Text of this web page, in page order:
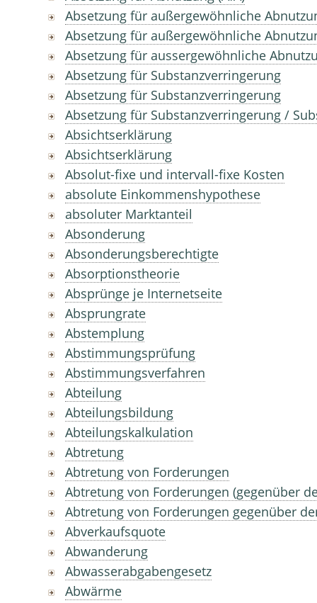
Absetzung für außergewöhnliche
Absetzung für außergewöhnliche
Absetzung für aussergewöhnliche
Absetzung für Substanzverringerung
Absetzung für Substanzverringerung
Absetzung für Substanzverringerung /
Absichtserklärung
Absichtserklärung
Absolut-fixe und intervall-fixe Kosten
absolute Einkommenshypothese
absoluter Marktanteil
Absonderung
Absonderungsberechtigte
Absorptionstheorie
Absprünge je Internetseite
Absprungrate
Abstemplung
Abstimmungsprüfung
Abstimmungsverfahren
Abteilung
Abteilungsbildung
Abteilungskalkulation
Abtretung
Abtretung von Forderungen
Abtretung von Forderungen (gegenüber
Abtretung von Forderungen gegenüber
Abverkaufsquote
Abwanderung
Abwasserabgabengesetz
Abwärme